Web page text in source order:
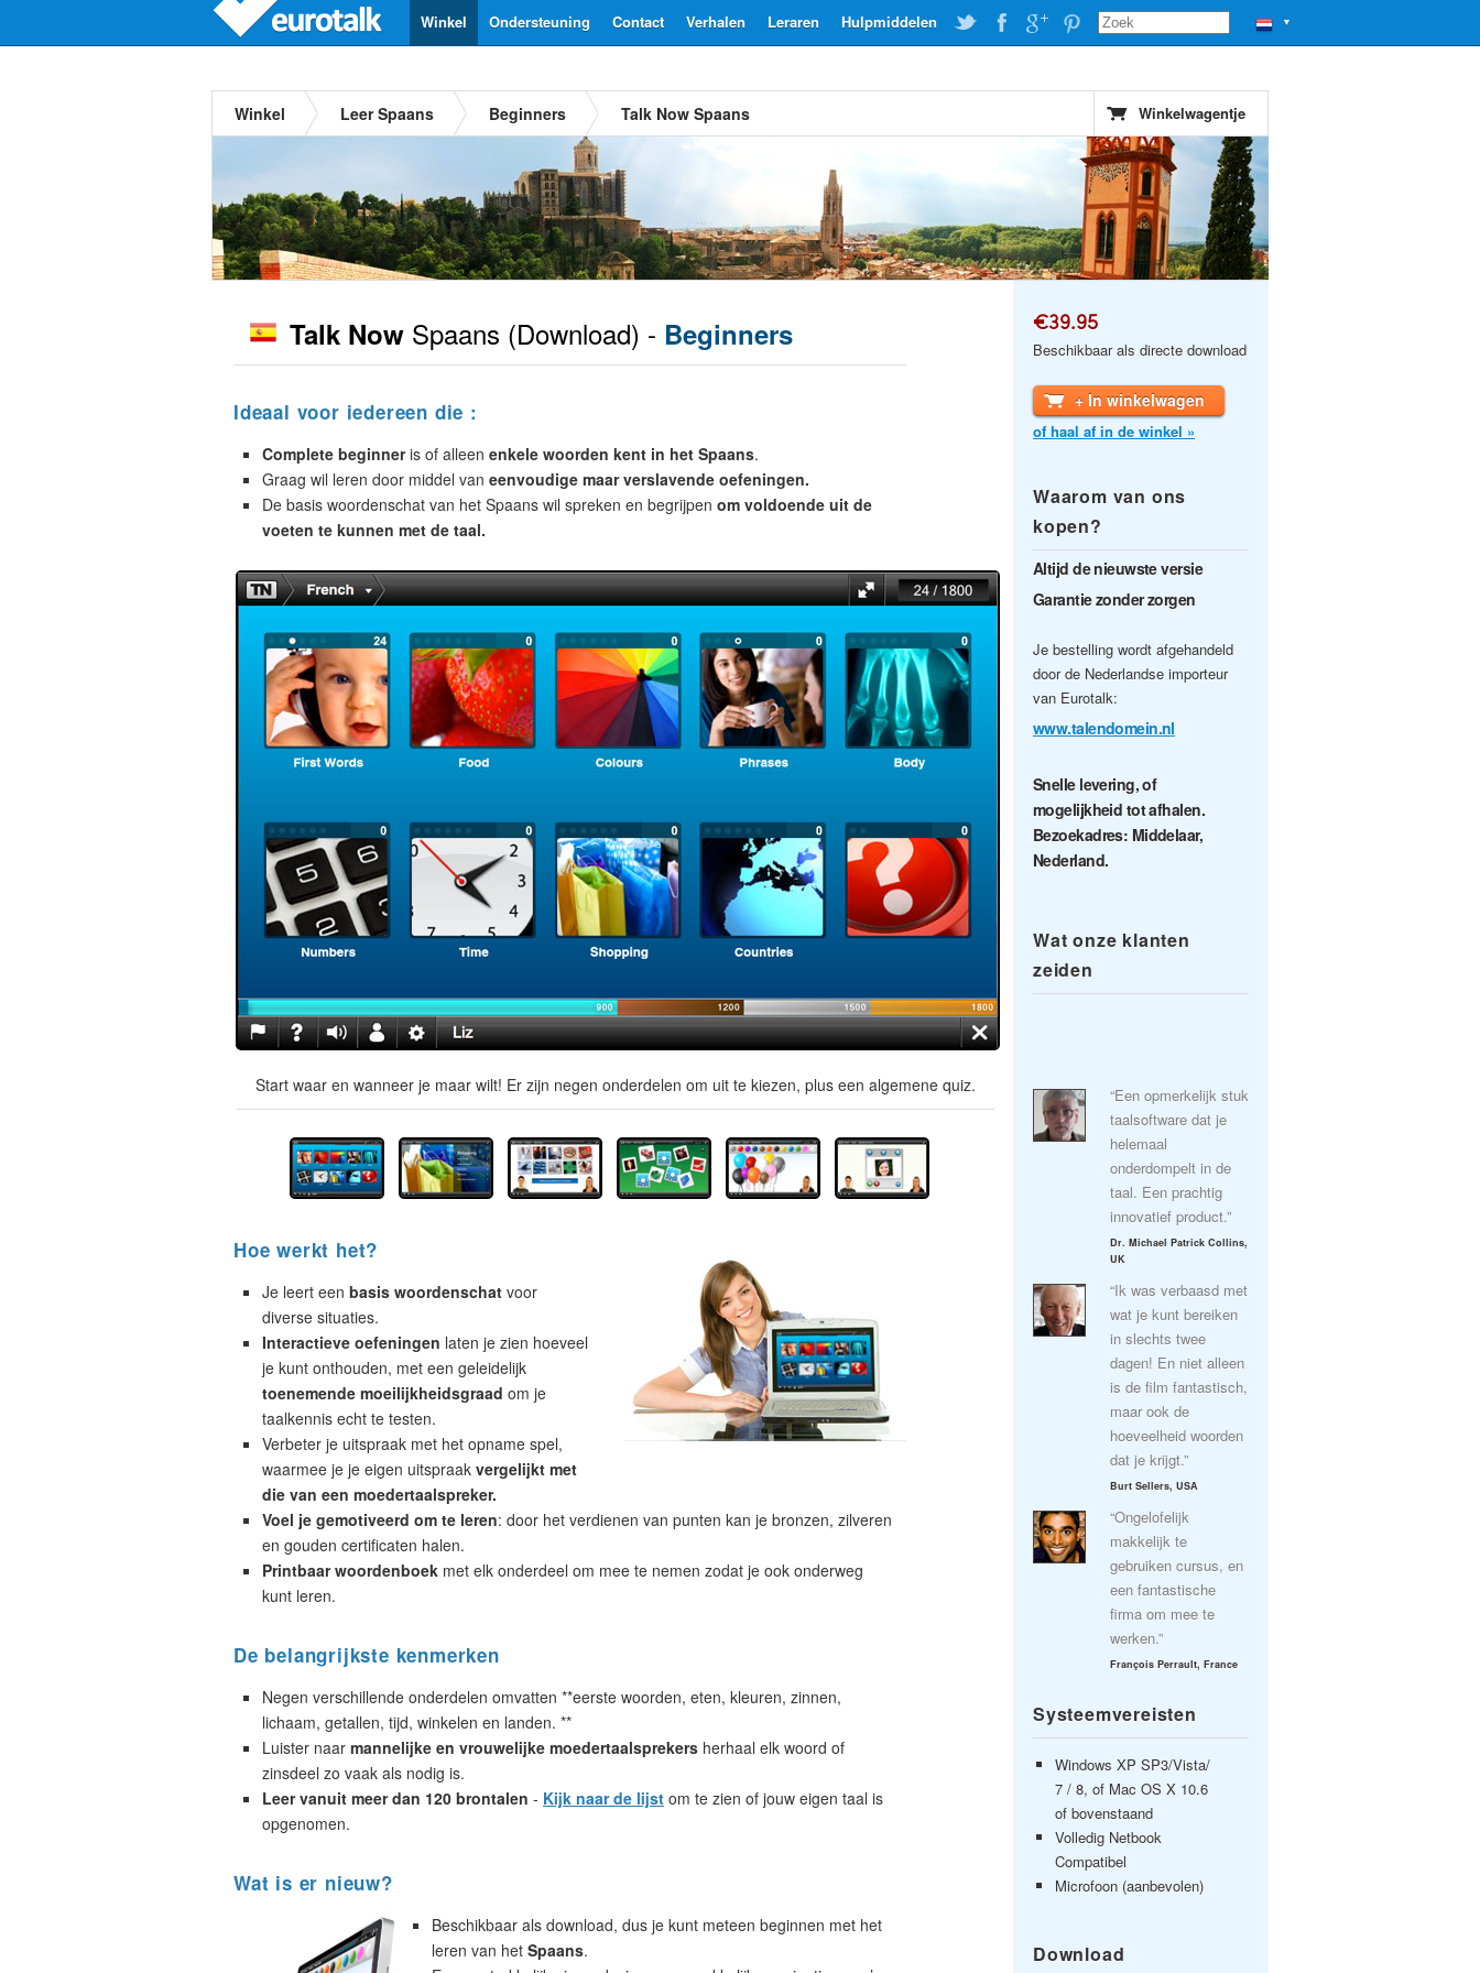
▼
Hulpmiddelen
Leraren
Verhalen
Contact
Ondersteuning
Winkel
Winkel Leer Spaans Beginners Talk Now Spaans Winkelwagentje
Talk Now Spaans (Download) - Beginners
Ideaal voor iedereen die :
Complete beginneris of alleen enkele woorden kent in het Spaans.
Graag wil leren door middel van eenvoudige maar verslavende oefeningen.
De basis woordenschat van het Spaans wil spreken en begrijpen om voldoende uit de
voeten te kunnen met de taal.
Start waar en wanneer je maar wilt! Er zijn negen onderdelen om uit te kiezen, plus een algemene quiz.
Hoe werkt het?
Je leert een basis woordenschat voor
diverse situaties.
Interactieve oefeningen laten je zien hoeveel
je kunt onthouden, met een geleidelijk
toenemende moeilijkheidsgraad om je
taalkennis echt te testen.
Verbeter je uitspraak met het opname spel,
waarmee je je eigen uitspraak vergelijkt met
die van een moedertaalspreker.
Voel je gemotiveerd om te leren: door het verdienen van punten kan je bronzen, zilveren
en gouden certificaten halen.
Printbaar woordenboek met elk onderdeel om mee te nemen zodat je ook onderweg
kunt leren.
De belangrijkste kenmerken
Negen verschillende onderdelen omvatten **eerste woorden, eten, kleuren, zinnen,
lichaam, getallen, tijd, winkelen en landen. **
Luister naar mannelijke en vrouwelijke moedertaalsprekers herhaal elk woord of
zinsdeel zo vaak als nodig is.
Leer vanuit meer dan 120 brontalen - Kijk naar de lijst om te zien of jouw eigen taal is
opgenomen.
Wat is er nieuw?
Beschikbaar als download, dus je kunt meteen beginnen met het
leren van het Spaans.
€39.95
Beschikbaar als directe download
+ In winkelwagen
of haal af in de winkel »
Waarom van ons
kopen?
Altijd de nieuwste versie
Garantie zonder zorgen
Je bestelling wordt afgehandeld
door de Nederlandse importeur
van Eurotalk:
www.talendomein.nl
Snelle levering, of
mogelijkheid tot afhalen.
Bezoekadres: Middelaar,
Nederland.
Wat onze klanten
zeiden
“Een opmerkelijk stuk
taalsoftware dat je
helemaal
onderdompelt in de
taal. Een prachtig
innovatief product.”
Dr. Michael Patrick Collins,
UK
“Ik was verbaasd met
wat je kunt bereiken
in slechts twee
dagen! En niet alleen
is de film fantastisch,
maar ook de
hoeveelheid woorden
dat je krijgt.”
Burt Sellers, USA
“Ongelofelijk
makkelijk te
gebruiken cursus, en
een fantastische
firma om mee te
werken.”
François Perrault, France
Systeemvereisten
Windows XP SP3/Vista/
7 / 8, of Mac OS X 10.6
of bovenstaand
Volledig Netbook
Compatibel
Microfoon (aanbevolen)
Download